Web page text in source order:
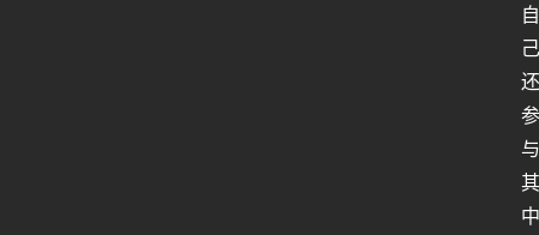
自
己
还
参
与
其
中